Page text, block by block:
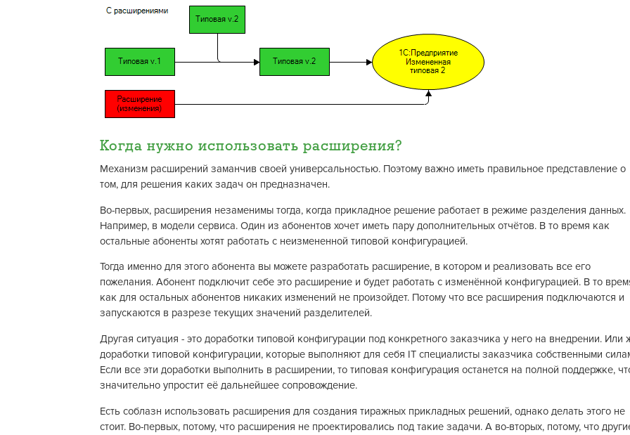
Когда нужно использовать расширения?
Механизм расширений заманчив своей универсальностью. Поэтому важно иметь правильное представление о
том, для решения каких задач он предназначен.
Во-первых, расширения незаменимы тогда, когда прикладное решение работает в режиме разделения данных.
Например, в модели сервиса. Один из абонентов хочет иметь пару дополнительных отчётов. В то время как
остальные абоненты хотят работать с неизмененной типовой конфигурацией.
Тогда именно для этого абонента вы можете разработать расширение, в котором и реализовать все его
пожелания. Абонент подключит себе это расширение и будет работать с изменённой конфигурацией. В то
как для остальных абонентов никаких изменений не произойдет. Потому что все расширения подключаются и
запускаются в разрезе текущих значений разделителей.
Другая ситуация - это доработки типовой конфигурации под конкретного заказчика у него на внедрении. Или
доработки типовой конфигурации, которые выполняют для себя IT специалисты заказчика собственными
Если все эти доработки выполнить в расширении, то типовая конфигурация останется на полной поддержке,
значительно упростит её дальнейшее сопровождение.
Есть соблазн использовать расширения для создания тиражных прикладных решений, однако делать этого не
стоит. Во-первых, потому, что расширения не проектировались под такие задачи. А во-вторых, потому, что